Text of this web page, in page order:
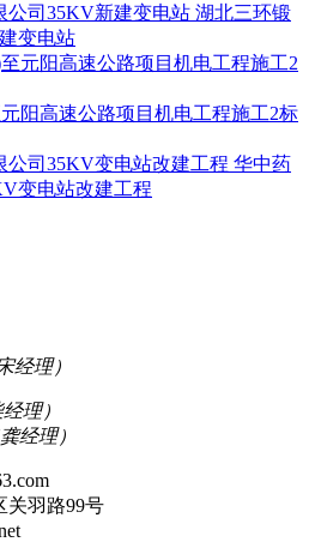
湖北三环锻
变电站
阳高速公路项目机电工程施工2标
华中药
变电站改建工程
经理）
理）
经理）
关羽路99号